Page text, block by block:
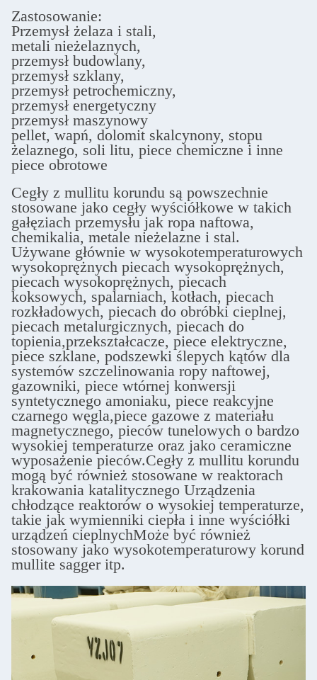
Zastosowanie:
Przemysł żelaza i stali,
metali nieżelaznych,
przemysł budowlany,
przemysł szklany,
przemysł petrochemiczny,
przemysł energetyczny
przemysł maszynowy
pellet, wapń, dolomit skalcynony, stopu
żelaznego, soli litu, piece chemiczne i inne
piece obrotowe
Cegły z mullitu korundu są powszechnie
stosowane jako cegły wyściółkowe w takich
gałęziach przemysłu jak ropa naftowa,
chemikalia, metale nieżelazne i stal.
Używane głównie w wysokotemperaturowych
wysokoprężnych piecach wysokoprężnych,
piecach wysokoprężnych, piecach
koksowych, spalarniach, kotłach, piecach
rozkładowych, piecach do obróbki cieplnej,
piecach metalurgicznych, piecach do
topienia,przekształcacze, piece elektryczne,
piece szklane, podszewki ślepych kątów dla
systemów szczelinowania ropy naftowej,
gazowniki, piece wtórnej konwersji
syntetycznego amoniaku, piece reakcyjne
czarnego węgla,piece gazowe z materiału
magnetycznego, pieców tunelowych o bardzo
wysokiej temperaturze oraz jako ceramiczne
wyposażenie pieców.Cegły z mullitu korundu
mogą być również stosowane w reaktorach
krakowania katalitycznego Urządzenia
chłodzące reaktorów o wysokiej temperaturze,
takie jak wymienniki ciepła i inne wyściółki
urządzeń cieplnychMoże być również
stosowany jako wysokotemperaturowy korund
mullite sagger itp.